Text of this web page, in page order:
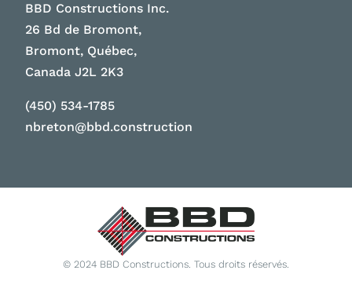
BBD Constructions Inc.
26 Bd de Bromont,
Bromont, Québec,
Canada J2L 2K3
(450) 534-1785
nbreton@bbd.construction
© 2024 BBD Constructions. Tous droits réservés.